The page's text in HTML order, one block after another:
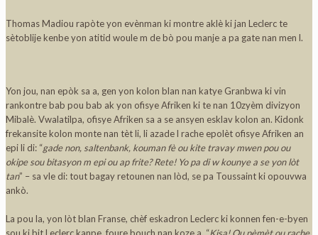
Thomas Madiou rapòte yon evènman ki montre aklè ki jan Leclerc te
sètoblije kenbe yon atitid woule m de bò pou manje a pa gate nan men l.
Yon jou, nan epòk sa a, gen yon kolon blan nan katye Granbwa ki vin
rankontre bab pou bab ak yon ofisye Afriken ki te nan 10zyèm divizyon
Mibalè. Vwalatilpa, ofisye Afriken sa a se ansyen esklav kolon an. Kidonk
frekansite kolon monte nan tèt li, li azade l rache epolèt ofisye Afriken an
epi li di: “gade non, saltenbank, kouman fè ou kite travay mwen pou ou
okipe sou bitasyon m epi ou ap frite? Rete! Yo pa di w kounye a se yon lòt
tan” – sa vle di: tout bagay retounen nan lòd, se pa Toussaint ki opouvwa
ankò.
La pou la, yon lòt blan Franse, chèf eskadron Leclerc ki konnen fen-e-byen
sou ki bit Leclerc kanpe, foure bouch nan koze a. “Kisa! Ou pèmèt ou rache